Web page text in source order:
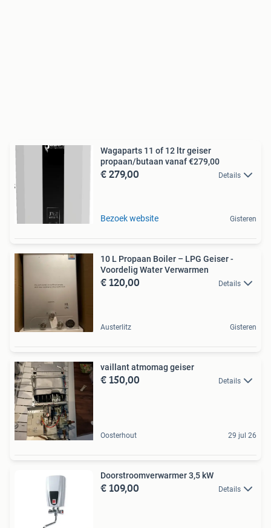
Wagaparts 11 of 12 ltr geiser
propaan/butaan vanaf €279,00
€ 279,00 Details
Bezoek website Gisteren
10 L Propaan Boiler – LPG Geiser -
Voordelig Water Verwarmen
€ 120,00 Details
Austerlitz Gisteren
vaillant atmomag geiser
€ 150,00 Details
Oosterhout 29 jul 26
Doorstroomverwarmer 3,5 kW
€ 109,00 Details